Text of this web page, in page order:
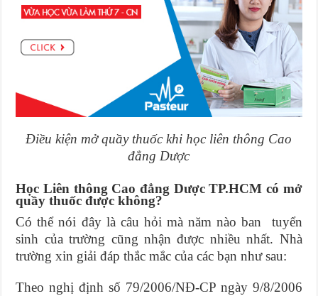
Điều kiện mở quầy thuốc khi học liên thông Cao
đẳng Dược
Học Liên thông Cao đẳng Dược TP.HCM có mở
quầy thuốc được không?
Có thể nói đây là câu hỏi mà năm nào ban tuyển
sinh của trường cũng nhận được nhiều nhất. Nhà
trường xin giải đáp thắc mắc của các bạn như sau:
Theo nghị định số 79/2006/NĐ-CP ngày 9/8/2006